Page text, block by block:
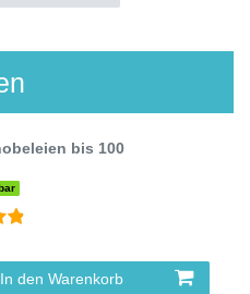
bis 100
In den Warenkorb